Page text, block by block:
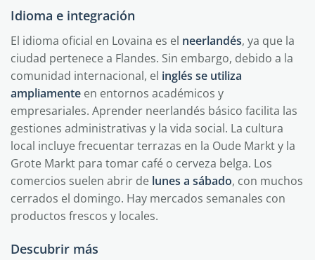
Idioma e integración
El idioma oficial en Lovaina es el neerlandés, ya que la
ciudad pertenece a Flandes. Sin embargo, debido a la
comunidad internacional, el inglés se utiliza
ampliamente en entornos académicos y
empresariales. Aprender neerlandés básico facilita las
gestiones administrativas y la vida social. La cultura
local incluye frecuentar terrazas en la Oude Markt y la
Grote Markt para tomar café o cerveza belga. Los
comercios suelen abrir de lunes a sábado, con muchos
cerrados el domingo. Hay mercados semanales con
productos frescos y locales.
Descubrir más